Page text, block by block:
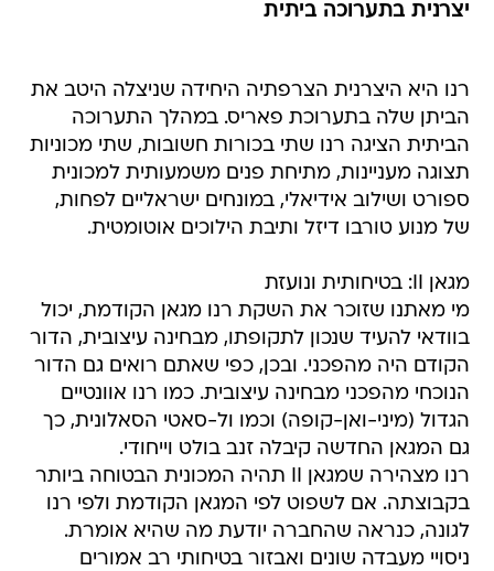
יצרנית בתערוכה ביתית
רנו היא היצרנית הצרפתיה היחידה שניצלה היטב את
הביתן שלה בתערוכת פאריס. במהלך התערוכה
הביתית הציגה רנו שתי בכורות חשובות, שתי מכוניות
תצוגה מעניינות, מתיחת פנים משמעותית למכונית
ספורט ושילוב אידיאלי, במונחים ישראליים לפחות,
של מנוע טורבו דיזל ותיבת הילוכים אוטומטית.
מגאן II: בטיחותית ונועזת
מי מאתנו שזוכר את השקת רנו מגאן הקודמת, יכול
בוודאי להעיד שנכון לתקופתו, מבחינה עיצובית, הדור
הקודם היה מהפכני. ובכן, כפי שאתם רואים גם הדור
הנוכחי מהפכני מבחינה עיצובית. כמו רנו אוונטיים
הגדול (מיני-ואן-קופה) וכמו ול-סאטי הסאלונית, כך
גם המגאן החדשה קיבלה זנב בולט וייחודי.
רנו מצהירה שמגאן II תהיה המכונית הבטוחה ביותר
בקבוצתה. אם לשפוט לפי המגאן הקודמת ולפי רנו
לגונה, כנראה שהחברה יודעת מה שהיא אומרת.
ניסויי מעבדה שונים ואבזור בטיחותי רב אמורים